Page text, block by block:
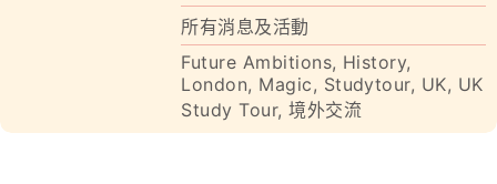
所有消息及活動
Future Ambitions, History,
London, Magic, Studytour, UK, UK
Study Tour,境外交流